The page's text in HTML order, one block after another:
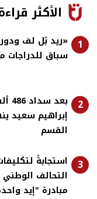
الأكثر
1
«ريد بُل لف
سباق
2
إبراهيم سعيد
القسم
3
استجابةً
التحالف الوطني
مبادرة "إيد